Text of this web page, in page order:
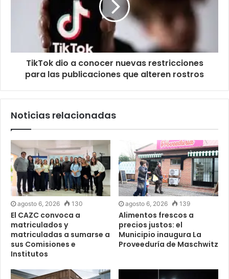
TikTok dio a conocer nuevas restricciones
para las publicaciones que alteren rostros
Noticias relacionadas
agosto 6, 2026 130
El CAZC convoca a
matriculados y
matriculadas a sumarse a
sus Comisiones e
Institutos
agosto 6, 2026 139
Alimentos frescos a
precios justos: el
Municipio inaugura La
Proveeduría de Maschwitz